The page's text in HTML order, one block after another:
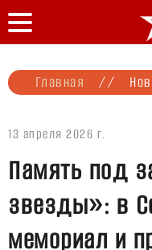
Главная //
13 апреля 2026 г.
Память под
звезды»: в
мемориал и